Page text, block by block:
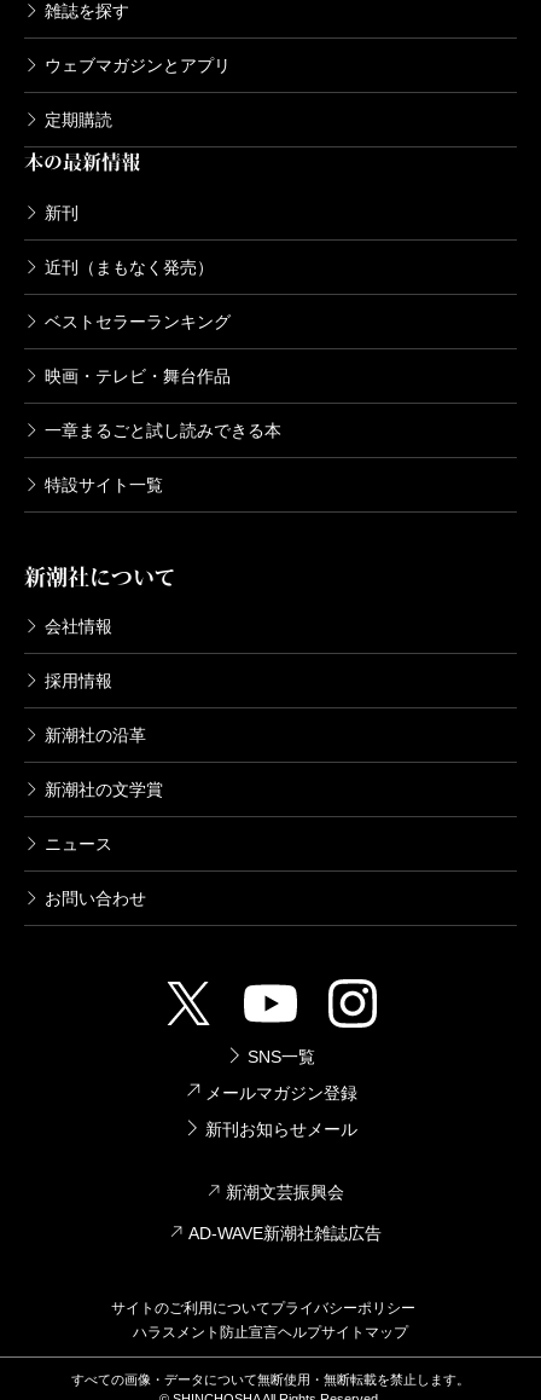
雑誌を探す
ウェブマガジンとアプリ
定期購読
本の最新情報
新刊
近刊（まもなく発売）
ベストセラーランキング
映画・テレビ・舞台作品
一章まるごと試し読みできる本
特設サイト一覧
新潮社について
会社情報
採用情報
新潮社の沿革
新潮社の文学賞
ニュース
お問い合わせ
SNS一覧
メールマガジン登録
新刊お知らせメール
新潮文芸振興会
AD-WAVE新潮社雑誌広告
サイトのご利用についてプライバシーポリシー
ハラスメント防止宣言ヘルプサイトマップ
すべての画像・データについて無断使用・無断転載を禁止します。